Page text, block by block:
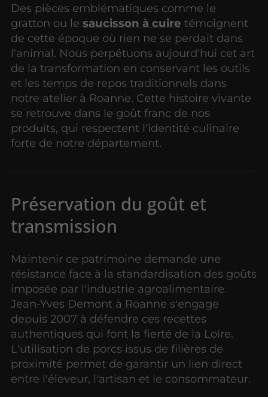
Des pièces emblématiques comme le
gratton ou lesaucisson à cuire témoignent
de cette époque où rien ne se perdait dans
l'animal. Nous perpétuons aujourd'hui cet art
de la transformation en conservant les outils
et les temps de repos traditionnels dans
notre atelier à Roanne. Cette histoire vivante
se retrouve dans le goût franc de nos
produits, qui respectent l'identité culinaire
forte de notre département.
Préservation du goût et
transmission
Maintenir ce patrimoine demande une
résistance face à la standardisation des goûts
imposée par l'industrie agroalimentaire.
Jean-Yves Demont à Roanne s'engage
depuis 2007 à défendre ces recettes
authentiques qui font la fierté de la Loire.
L'utilisation de porcs issus de filières de
proximité permet de garantir un lien direct
entre l'éleveur, l'artisan et le consommateur.